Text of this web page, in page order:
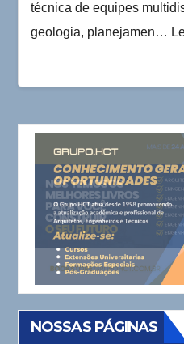
técnica de equipes
geologia, planejamen…
NOSSAS PÁGINAS